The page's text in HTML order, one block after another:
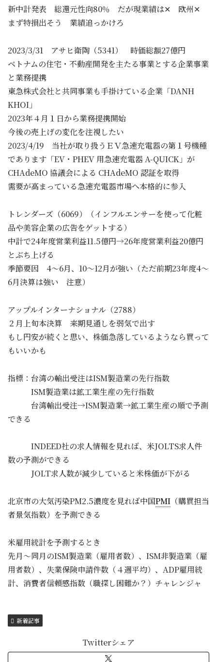
新中計発表 総還元性向80％ だが現業績は✕ 欧州✕
まず特損出そう 業績追っかけろ
2023/3/31 アサヒ衛陶（5341） 時価総額27億円
ベトナムの住宅・不動産開発を主たる事業とする企業事業
と業務提携
東急株式会社と共同事業も手掛けている企業「DANH
KHOI」
2023年４月１日から業務提携開始
今後の売上げの変化を注視したい
2023/4/19 当社が取り扱うＥＶ急速充電器の第１号機種
であります「EV・PHEV 用急速充電器 A-QUICK」が
CHAdeMO 協議会による CHAdeMO 認証を取得
需要が高まっている急速充電器市場へ本格的に参入
トレンダーズ（6069）（インフルエンサーを使って化粧
品や美容企業の広告をゲットする）
中計で24年度営業利益11.5億円→26年度営業利益20億円
とぶち上げる
季節要因 4～6月、10～12月が強い（ただ前期23年度4～
6月決算は強い 注意）
アップルインターナショナル（2788）
２月上旬本決算 来期見通しを弱気で出す
もし円安が続くと思い、株価急落しているようなら買って
もいいかも
指標：台湾の輸出受注はISM製造業の先行指数
ISM製造業は鉱工業生産の先行指数
台湾輸出受注→ISM製造業→鉱工業生産の順で予測
できる
INDEED社の求人情報を見れば、米JOLTS求人件
数の予測ができる
JOLT求人数が減少していると米株価が下がる
北京市の大気汚染PM2.5濃度を見れば中国PMI （購買担当
者景気指数）を予測できる
米雇用統計を予測するとき
先月～同月のISM製造業（雇用者数）、ISM非製造業（雇
用者数）、失業保険申請件数（４週平均）、ADP雇用統
計、消費者信頼感指数（職探し困難か？）チャレンジャ
新着記事
Twitterシェア